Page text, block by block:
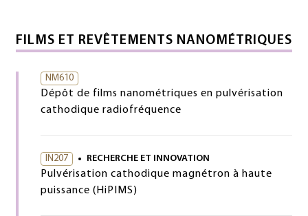
FILMS ET REVÊTEMENTS NANOMÉTRIQUES
NM610
Dépôt de films nanométriques en pulvérisation
cathodique radiofréquence
IN207 RECHERCHE ET INNOVATION
Pulvérisation cathodique magnétron à haute
puissance (HiPIMS)